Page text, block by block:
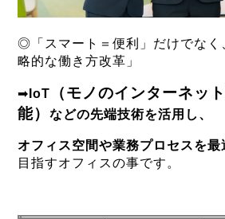
◎「スマート＝便利」だけでなく
略的な働き方改革」
➡ IoT （モノのインターネット
能）などの先端技術を活用し、
オフィス空間や業務プロセスを最
目指すオフィスの事です。